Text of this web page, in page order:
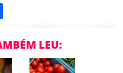
Compartilhar
LEU: